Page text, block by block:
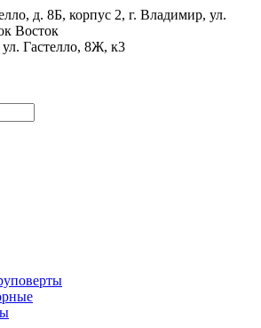
д. 8Б, корпус 2, г. Владимир, ул.
Восток
Гастелло, 8Ж, к3